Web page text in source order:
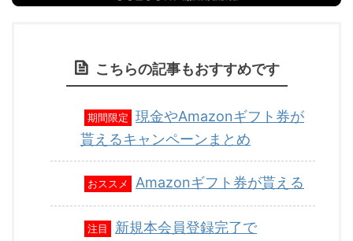
こちらの記事もおすすめです
期間限定
現金やAmazonギフト券が
貰えるキャンペーンまとめ
おススメ Amazonギフト券が貰える
注目
新規本会員登録完了で